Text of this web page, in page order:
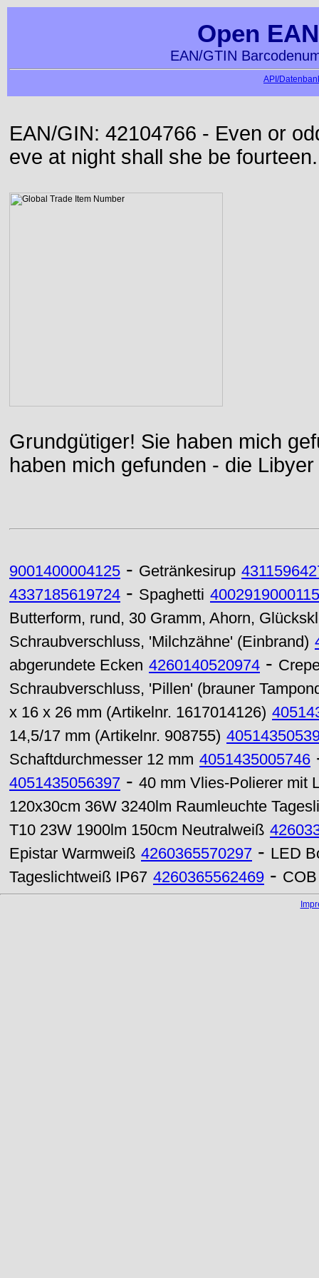
Open
EAN/GTIN
API/
EAN/GIN: 42104766 - Even or
eve at night shall she be fourteen.
Grundgütiger! Sie haben mich
haben mich gefunden - die
9001400004125 - Getränkesirup
4337185619724 - Spaghetti 4002919000115
Butterform, rund, 30 Gramm, Ahorn,
Schraubverschluss, 'Milchzähne' (Einbrand)
abgerundete Ecken 4260140520974 -
Schraubverschluss, 'Pillen' (brauner
x 16 x 26 mm (Artikelnr. 1617014126)
14,5/17 mm (Artikelnr. 908755)
Schaftdurchmesser 12 mm 4051435005746
4051435056397 - 40 mm Vlies-Polierer mit
120x30cm 36W 3240lm Raumleuchte
T10 23W 1900lm 150cm Neutralweiß
Epistar Warmweiß 4260365570297 - LED
Tageslichtweiß IP67 4260365562469 -